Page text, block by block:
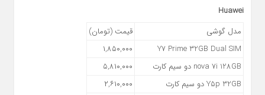
Huawei
مدل گوشی
قیمت (تومان)
Y7 Prime 32GB Dual SIM
۱,۸۵۰,۰۰۰
nova 7i 128GB دو سیم کارت
۵,۸۱۰,۰۰۰
Y5p 32GB دو سیم کارت
۲,۶۱۰,۰۰۰